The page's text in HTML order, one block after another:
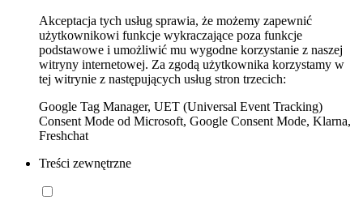
Akceptacja tych usług sprawia, że możemy zapewnić
użytkownikowi funkcje wykraczające poza funkcje
podstawowe i umożliwić mu wygodne korzystanie z naszej
witryny internetowej. Za zgodą użytkownika korzystamy w
tej witrynie z następujących usług stron trzecich:
Google Tag Manager, UET (Universal Event Tracking)
Consent Mode od Microsoft, Google Consent Mode, Klarna,
Freshchat
Treści zewnętrzne